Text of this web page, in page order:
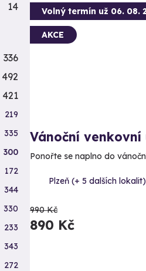
Volný termín už 06. 08.
AKCE
Vánoční
Ponořte se naplno do
Plzeň (+ 5 dalších lokalit)
990 Kč
890 Kč
14
336
492
421
219
335
300
172
344
330
233
343
272